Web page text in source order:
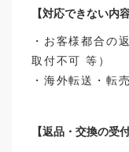
【対応できない内容
・お客様都合の
取付不可 等）
・海外転送・転
【返品・交換の受